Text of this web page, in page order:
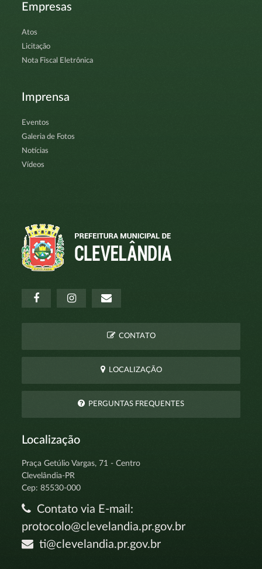
Empresas
Atos
Licitação
Nota Fiscal Eletrônica
Imprensa
Eventos
Galeria de Fotos
Notícias
Vídeos
CONTATO
LOCALIZAÇÃO
PERGUNTAS FREQUENTES
Localização
Praça Getúlio Vargas, 71 - Centro
Clevelândia-PR
Cep: 85530-000
Contato via E-mail:
protocolo@clevelandia.pr.gov.br
ti@clevelandia.pr.gov.br